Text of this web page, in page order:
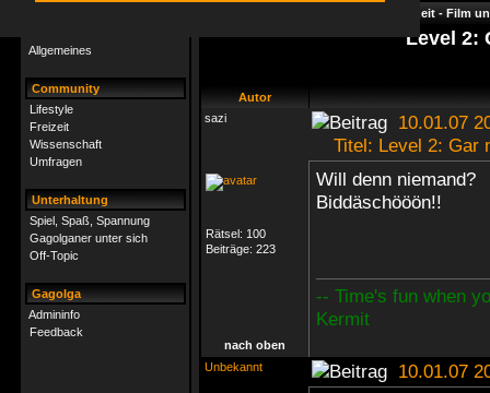
Allgemeines
Community
Lifestyle
Freizeit
Wissenschaft
Umfragen
Unterhaltung
Spiel, Spaß, Spannung
Gagolganer unter sich
Off-Topic
Gagolga
Admininfo
Feedback
Hobby & Freizeit - Film
Level 2:
Autor
sazi
10.01.07
Titel: Level 2: Gar
Rätsel: 100
Beiträge: 223
Will denn niemand?
Biddäschööön!!
-- Time's fun when
Kermit
nach oben
Unbekannt
10.01.07